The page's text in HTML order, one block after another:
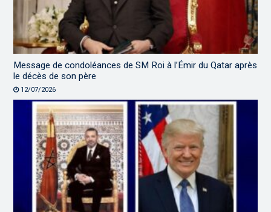
Message de condoléances de SM Roi à l’Émir du Qatar après
le décès de son père
12/07/2026